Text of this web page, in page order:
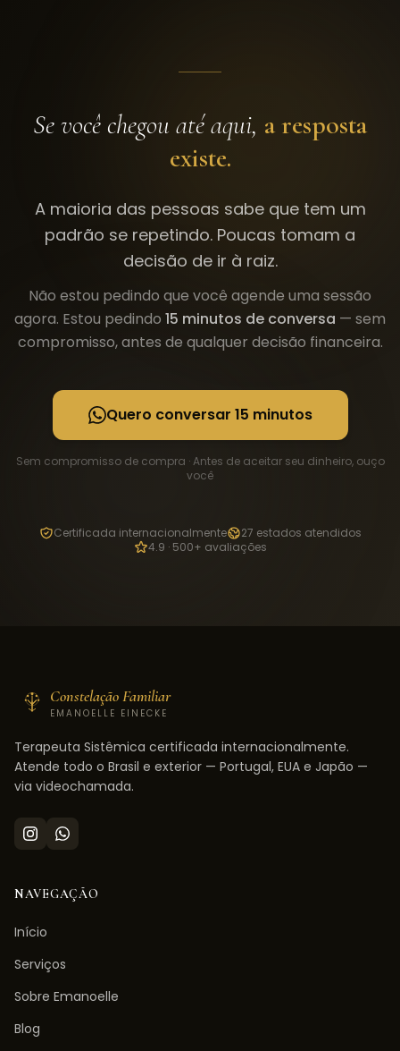
Se você chegou até aqui, a resposta
existe.
A maioria das pessoas sabe que tem um
padrão se repetindo. Poucas tomam a
decisão de ir à raiz.
Não estou pedindo que você agende uma sessão
agora. Estou pedindo 15 minutos de conversa — sem
compromisso, antes de qualquer decisão financeira.
Quero conversar 15 minutos
Sem compromisso de compra · Antes de aceitar seu dinheiro, ouço
você
Certificada internacionalmente
27 estados atendidos
4.9 · 500+ avaliações
Constelação Familiar
EMANOELLE EINECKE
Terapeuta Sistêmica certificada internacionalmente.
Atende todo o Brasil e exterior — Portugal, EUA e Japão —
via videochamada.
NAVEGAÇÃO
Início
Serviços
Sobre Emanoelle
Blog